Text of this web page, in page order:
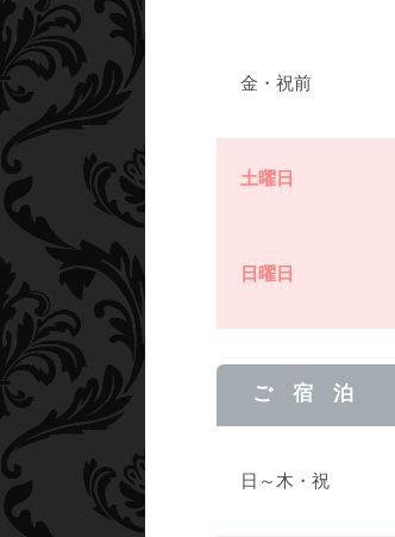
金・祝前
土曜日
日曜日
ご 宿 泊
日～木・祝